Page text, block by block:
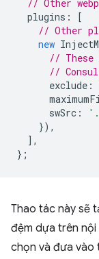
// Other
plugins :
[
// Other
new
// These
//
exclude :
swSrc :
}),
],
};
Thao tác này sẽ
đệm dựa trên
chọn và đưa vào